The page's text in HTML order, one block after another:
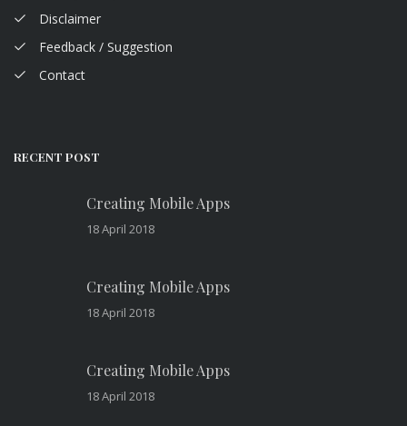
Disclaimer
Feedback / Suggestion
Contact
RECENT POST
Creating Mobile Apps
18 April 2018
Creating Mobile Apps
18 April 2018
Creating Mobile Apps
18 April 2018